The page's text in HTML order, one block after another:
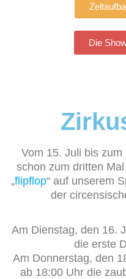
Die
Vom 15. Juli bis
schon zum dritten
„flipflop“ auf unserem
der
Am Dienstag, den 16.
die erste
Am Donnerstag, den
ab 18:00 Uhr die